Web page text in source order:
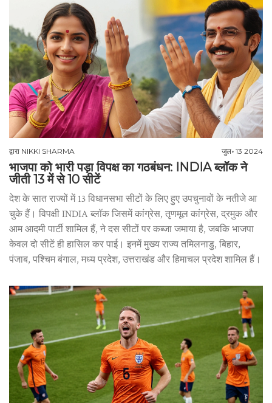
द्वारा NIKKI SHARMA जुल॰ 13 2024
भाजपा को भारी पड़ा विपक्ष का गठबंधन: INDIA ब्लॉक ने
जीती 13 में से 10 सीटें
देश के सात राज्यों में 13 विधानसभा सीटों के लिए हुए उपचुनावों के नतीजे आ
चुके हैं। विपक्षी INDIA ब्लॉक जिसमें कांग्रेस, तृणमूल कांग्रेस, द्रमुक और
आम आदमी पार्टी शामिल हैं, ने दस सीटों पर कब्जा जमाया है, जबकि भाजपा
केवल दो सीटें ही हासिल कर पाई। इनमें मुख्य राज्य तमिलनाडु, बिहार,
पंजाब, पश्चिम बंगाल, मध्य प्रदेश, उत्तराखंड और हिमाचल प्रदेश शामिल हैं।